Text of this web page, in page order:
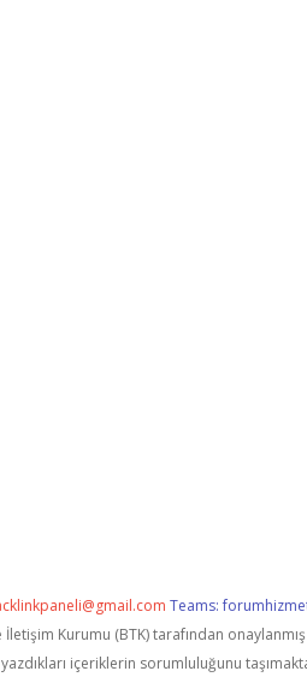
Teams:
İletişim Kurumu (BTK) tarafından
içeriklerin sorumluluğunu